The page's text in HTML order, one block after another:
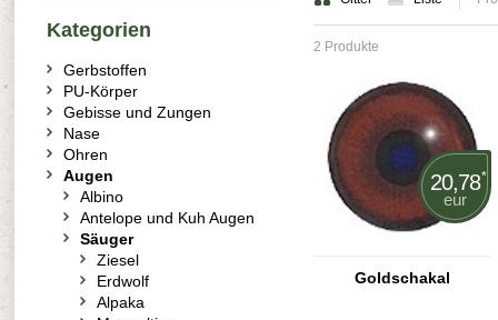
2 Produkte
20,78*
eur
Goldschakal
Kategorien
Gerbstoffen
PU-Körper
Gebisse und Zungen
Nase
Ohren
Augen
Albino
Antelope und Kuh Augen
Säuger
Ziesel
Erdwolf
Alpaka